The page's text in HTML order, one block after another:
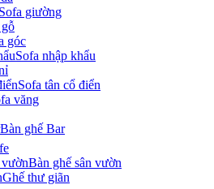
Sofa giường
góc
Sofa nhập khẩu
Sofa tân cổ điển
văng
Bàn ghế Bar
Bàn ghế sân vườn
Ghế thư giãn